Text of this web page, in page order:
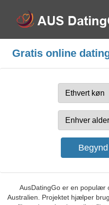
Gratis online
AusDatingGo er en populær
Australien. Projektet hjælper